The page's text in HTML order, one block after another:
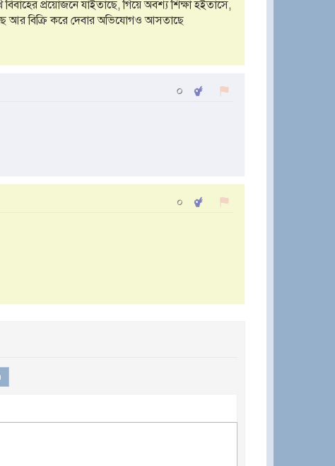
প্রয়োজনে যাইতাছে, গিয়ে অবশ্য শিক্ষা হইতাসে,
আর বিক্রি করে দেবার অভিযোগও আসতাছে
০
০